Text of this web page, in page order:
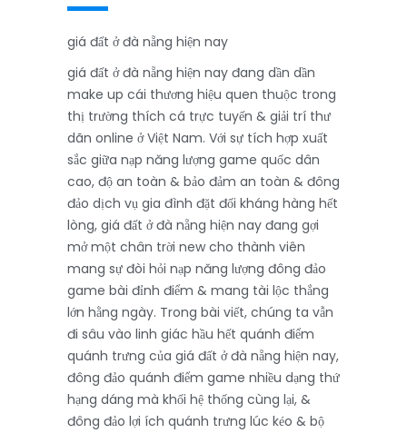
giá đất ở đà nẵng hiện nay
giá đất ở đà nẵng hiện nay đang dần dần
make up cái thương hiệu quen thuộc trong
thị trường thích cá trực tuyến & giải trí thư
dãn online ở Việt Nam. Với sự tích hợp xuất
sắc giữa nạp năng lượng game quốc dân
cao, độ an toàn & bảo đảm an toàn & đông
đảo dịch vụ gia đình đặt đối kháng hàng hết
lòng, giá đất ở đà nẵng hiện nay đang gợi
mở một chân trời new cho thành viên
mang sự đòi hỏi nạp năng lượng đông đảo
game bài đỉnh điểm & mang tài lộc thắng
lớn hằng ngày. Trong bài viết, chúng ta vẫn
đi sâu vào linh giác hầu hết quánh điểm
quánh trưng của giá đất ở đà nẵng hiện nay,
đông đảo quánh điểm game nhiều dạng thứ
hạng dáng mà khối hệ thống cùng lại, &
đông đảo lợi ích quánh trưng lúc kéo & bộ